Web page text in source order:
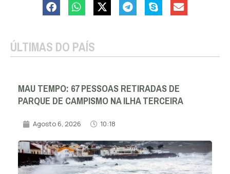
ÚLTIMAS DO PAÍS
MAU TEMPO: 67 PESSOAS RETIRADAS DE
PARQUE DE CAMPISMO NA ILHA TERCEIRA
Agosto 6, 2026 10:18